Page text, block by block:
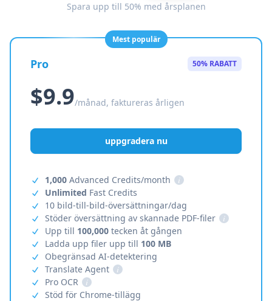
Spara upp till 50% med årsplanen
Mest populär
Pro 50% RABATT
$9.9/månad, faktureras årligen
uppgradera nu
1,000 Advanced Credits/month
i
Unlimited Fast Credits
10 bild-till-bild-översättningar/dag
Stöder översättning av skannade PDF-filer
i
Upp till 100,000 tecken åt gången
Ladda upp filer upp till 100 MB
Obegränsad AI-detektering
Translate Agent
i
Pro OCR
i
Stöd för Chrome-tillägg